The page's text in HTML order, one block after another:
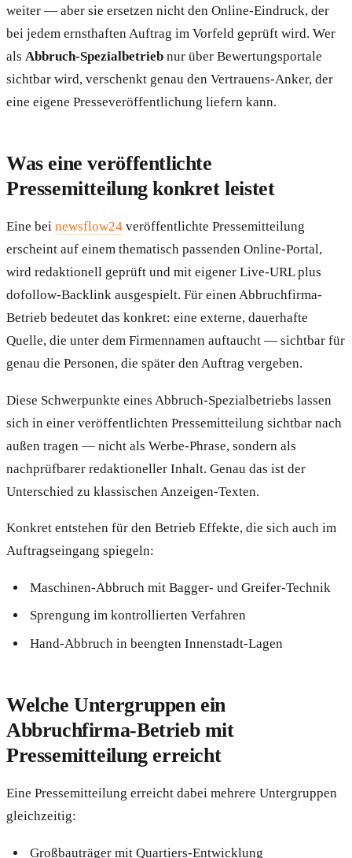
weiter — aber sie ersetzen nicht den Online-Eindruck, der
bei jedem ernsthaften Auftrag im Vorfeld geprüft wird. Wer
als Abbruch-Spezialbetrieb nur über Bewertungsportale
sichtbar wird, verschenkt genau den Vertrauens-Anker, der
eine eigene Presseveröffentlichung liefern kann.
Was eine veröffentlichte
Pressemitteilung konkret leistet
Eine bei newsflow24 veröffentlichte Pressemitteilung
erscheint auf einem thematisch passenden Online-Portal,
wird redaktionell geprüft und mit eigener Live-URL plus
dofollow-Backlink ausgespielt. Für einen Abbruchfirma-
Betrieb bedeutet das konkret: eine externe, dauerhafte
Quelle, die unter dem Firmennamen auftaucht — sichtbar für
genau die Personen, die später den Auftrag vergeben.
Diese Schwerpunkte eines Abbruch-Spezialbetriebs lassen
sich in einer veröffentlichten Pressemitteilung sichtbar nach
außen tragen — nicht als Werbe-Phrase, sondern als
nachprüfbarer redaktioneller Inhalt. Genau das ist der
Unterschied zu klassischen Anzeigen-Texten.
Konkret entstehen für den Betrieb Effekte, die sich auch im
Auftragseingang spiegeln:
Maschinen-Abbruch mit Bagger- und Greifer-Technik
Sprengung im kontrollierten Verfahren
Hand-Abbruch in beengten Innenstadt-Lagen
Welche Untergruppen ein
Abbruchfirma-Betrieb mit
Pressemitteilung erreicht
Eine Pressemitteilung erreicht dabei mehrere Untergruppen
gleichzeitig:
Großbauträger mit Quartiers-Entwicklung